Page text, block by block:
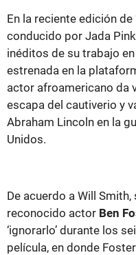
En la reciente edición de
conducido por Jada
inéditos de su trabajo en
estrenada en la
actor afroamericano da
escapa del cautiverio y
Abraham Lincoln en la
Unidos.
De acuerdo a Will
reconocido actor Ben
‘ignorarlo’ durante los
película, en donde